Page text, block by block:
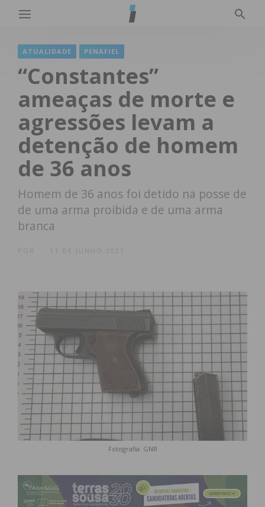
ATUALIDADE PENAFIEL
“Constantes”
ameaças de morte e
agressões levam a
detenção de homem
de 36 anos
Homem de 36 anos foi detido na posse de
de uma arma proibida e de uma arma
branca
Fotografia: GNR